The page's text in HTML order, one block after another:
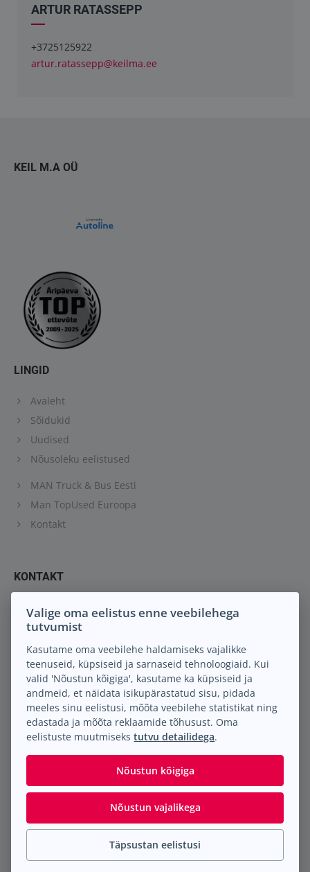
ARTUR RATASSEPP
+3725125922
artur.ratassepp@keilma.ee
KEIL M.A OÜ
LINGID
Avaleht
Sõidukid
Uudised
Nõusoleku eelistused
MAN Truck & Bus Eesti
Man TopUsed Euroopa
Kontakt
KONTAKT
Keil M.A. OÜ
Peterburi tee 88
info@keilma.ee
+372 605 2000
Facebook
Instagram
Valige oma eelistus enne veebilehega
tutvumist
Kasutame oma veebilehe haldamiseks vajalikke
teenuseid, küpsiseid ja sarnaseid tehnoloogiaid. Kui
valid 'Nõustun kõigiga', kasutame ka küpsiseid ja
andmeid, et näidata isikupärastatud sisu, pidada
meeles sinu eelistusi, mõõta veebilehe statistikat ning
edastada ja mõõta reklaamide tõhusust. Oma
eelistuste muutmisekstutvu detailidega.
Nõustun kõigiga
Nõustun vajalikega
Täpsustan eelistusi